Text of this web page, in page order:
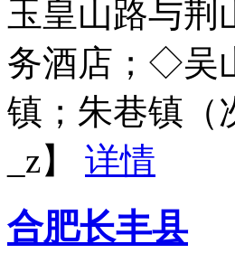
玉皇山路与荆
务酒店；◇吴
镇；朱巷镇（
_z】 详情
合肥长丰县